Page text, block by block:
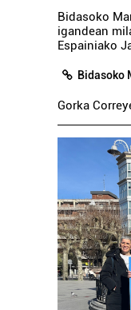
Bidasoko
igandean
Espainiako
Bidasoko
Gorka